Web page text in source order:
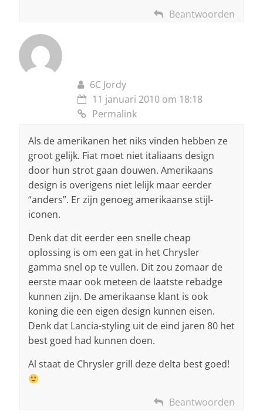
Beantwoorden
6C Jordy
11 januari 2010 om 18:18
Permalink
Als de amerikanen het niks vinden hebben ze
groot gelijk. Fiat moet niet italiaans design
door hun strot gaan douwen. Amerikaans
design is overigens niet lelijk maar eerder
“anders”. Er zijn genoeg amerikaanse stijl-
iconen.
Denk dat dit eerder een snelle cheap
oplossing is om een gat in het Chrysler
gamma snel op te vullen. Dit zou zomaar de
eerste maar ook meteen de laatste rebadge
kunnen zijn. De amerikaanse klant is ook
koning die een eigen design kunnen eisen.
Denk dat Lancia-styling uit de eind jaren 80 het
best goed had kunnen doen.
Al staat de Chrysler grill deze delta best goed!
Beantwoorden